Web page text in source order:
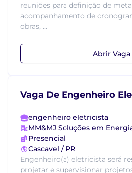
reuniões para definição de
acompanhamento de
obras, ...
Abrir Vaga
Vaga De Engenheiro
engenheiro eletricista
MM&MJ Soluções em
Presencial
Cascavel / PR
Engenheiro(a) eletricista será
projetar e supervisionar